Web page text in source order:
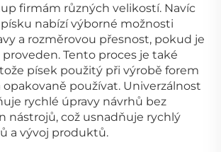
firmám různých velikostí. Navíc
nabízí výborné možnosti
a rozměrovou přesnost, pokud je
Tento proces je také
písek použitý při výrobě forem
opakovaně používat. Univerzálnost
rychlé úpravy návrhů bez
nástrojů, což usnadňuje rychlý
a vývoj produktů.